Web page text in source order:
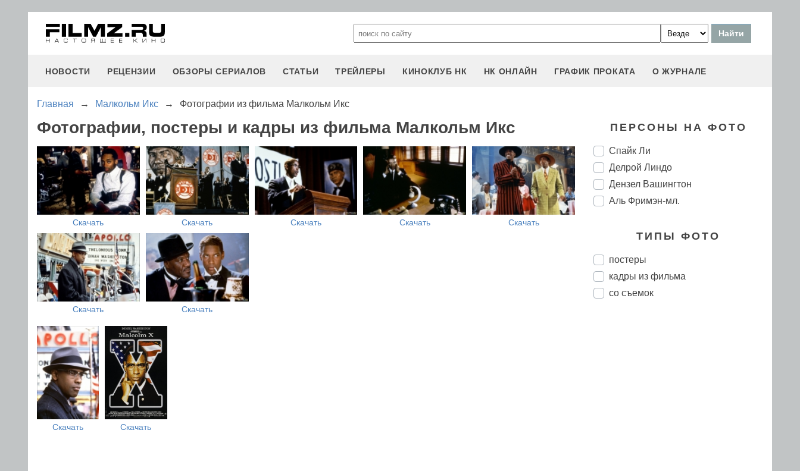
НОВОСТИ РЕЦЕНЗИИ ОБЗОРЫ СЕРИАЛОВ СТАТЬИ ТРЕЙЛЕРЫ КИНОКЛУБ НК НК ОНЛАЙН ГРАФИК ПРОКАТА О ЖУРНАЛЕ
Главная → Малкольм Икс → Фотографии из фильма Малкольм Икс
Фотографии, постеры и кадры из фильма Малкольм Икс
Скачать Скачать Скачать Скачать Скачать
Скачать Скачать
Скачать Скачать
ПЕРСОНЫ НА ФОТО
Спайк Ли
Делрой Линдо
Дензел Вашингтон
Аль Фримэн-мл.
ТИПЫ ФОТО
постеры
кадры из фильма
со съемок